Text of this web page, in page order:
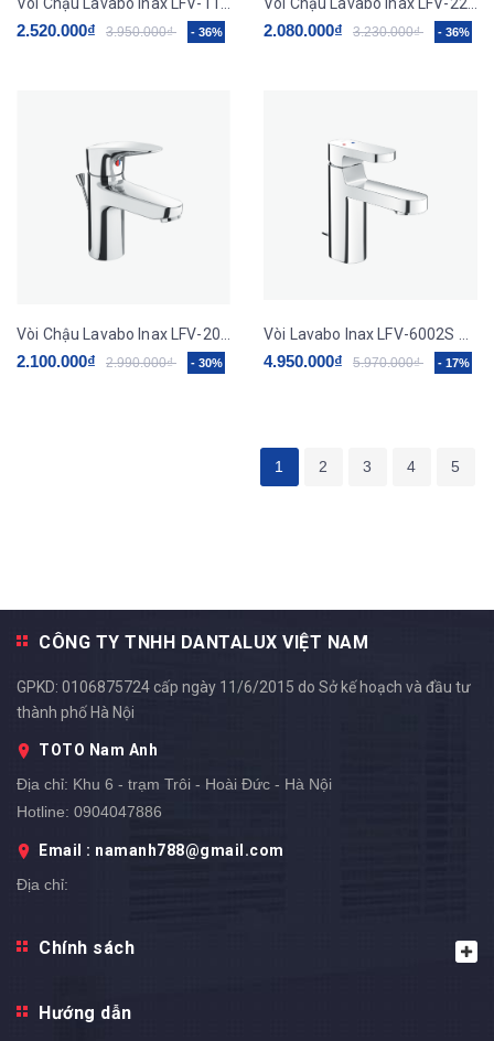
2.520.000₫ 3.950.000₫ - 36% 2.080.000₫ 3.230.000₫ - 36%
2.100.000₫ 2.990.000₫ - 30% 4.950.000₫ 5.970.000₫ - 17%
1 2 3 4 5
CÔNG TY TNHH DANTALUX VIỆT NAM
GPKD: 0106875724 cấp ngày 11/6/2015 do Sở kế hoạch và đầu tư
thành phố Hà Nội
TOTO Nam Anh
Địa chỉ: Khu 6 - trạm Trôi - Hoài Đức - Hà Nội
Hotline: 0904047886
Email : namanh788@gmail.com
Địa chỉ:
Chính sách
Hướng dẫn